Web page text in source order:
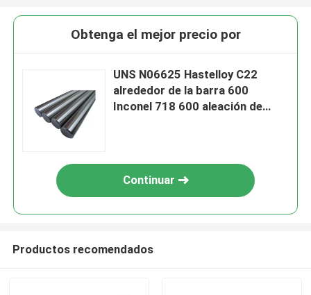
Obtenga el mejor precio por
UNS N06625 Hastelloy C22
alrededor de la barra 600
Inconel 718 600 aleación de
Continuar
Productos recomendados